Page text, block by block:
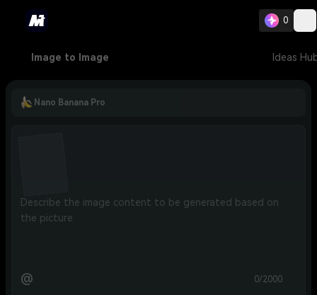
0
Image to Image Ideas
Nano Banana Pro
@ 0/2000